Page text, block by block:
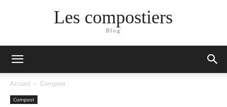
Les compostiers
Blog
Accueil Compost
Compost